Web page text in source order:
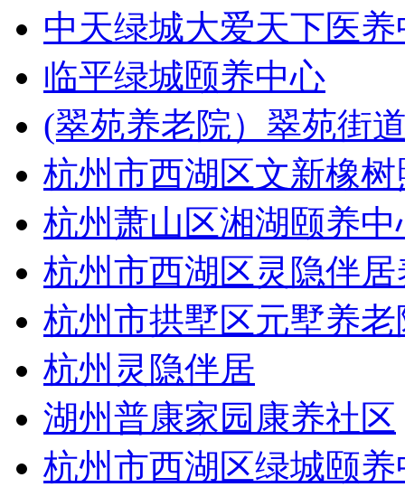
中天绿城大爱天下医养
临平绿城颐养中心
(翠苑养老院）翠苑街
杭州市西湖区文新橡
杭州萧山区湘湖颐养中
杭州市西湖区灵隐伴
杭州市拱墅区元墅养老
杭州灵隐伴居
湖州普康家园康养社区
杭州市西湖区绿城颐养